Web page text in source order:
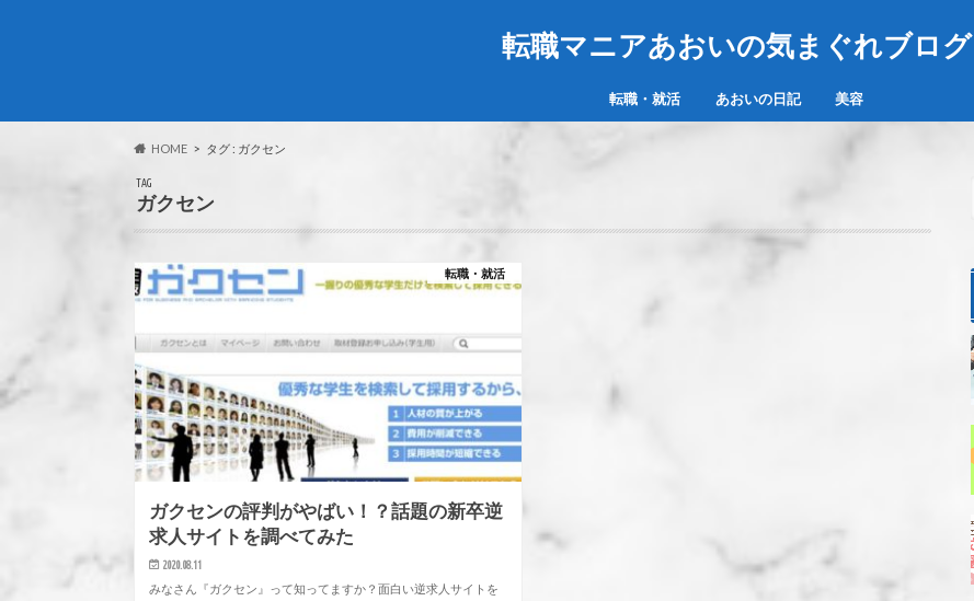
転職マニアあおいの気まぐれブログ
転職・就活 あおいの日記 美容
HOME タグ : ガクセン
TAG
ガクセン
転職・就活
ガクセンの評判がやばい！？話題の新卒逆
求人サイトを調べてみた
2020.08.11
みなさん『ガクセン』って知ってますか？面白い逆求人サイトを